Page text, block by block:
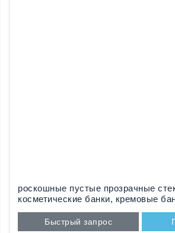
роскошные пустые прозрачные
косметические банки, кремовые
Быстрый запрос